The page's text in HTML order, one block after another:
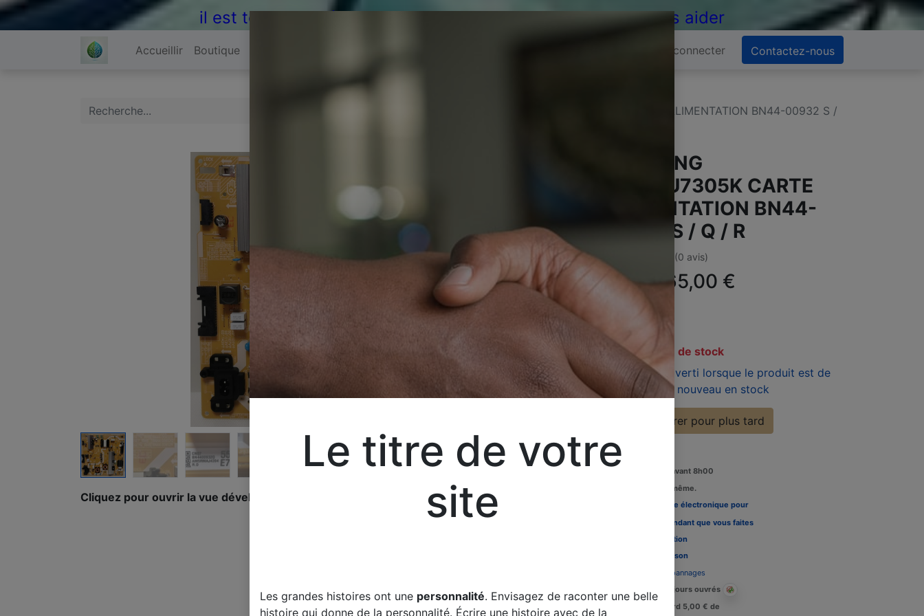
il est temps de réparer...Electronique 66 est heureux de vous aider
Accueillir Boutique Se connecter Contactez-nous
SAMSUNG UE49RU7305K CARTE ALIMENTATION BN44-00932 S /
Cliquez pour ouvrir la vue développée.
SAMSUNG
UE49RU7305K CARTE
ALIMENTATION BN44-
00932 S / Q / R
(0 avis)
Offre : 65,00 €
En rupture de stock
Soyez averti lorsque le produit est de
nouveau en stock
Enregistrer pour plus tard
Commandez avant 8h00
Expédition le jour même.
Louez une carte électronique pour
votre télévision pendant que vous faites
option
Délais de livraison
Assistance dépannages
Livraison : 2-3 jours ouvrés
Crédit de retard 5,00 € de
Le titre de votre
site
Les grandes histoires ont une personnalité. Envisagez de raconter une belle
histoire qui donne de la personnalité. Écrire une histoire avec de la